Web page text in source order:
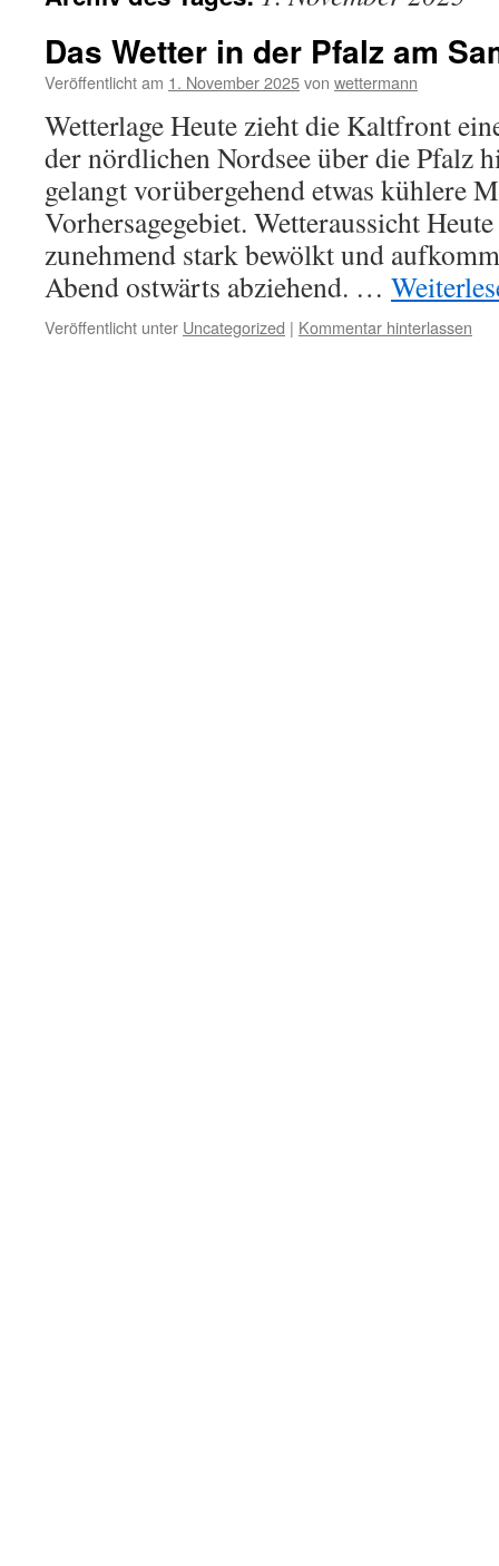
Das Wetter in der Pfalz am
Veröffentlicht am 1. November 2025von wettermann
Wetterlage Heute zieht die Kaltfront
der nördlichen Nordsee über die Pfalz
gelangt vorübergehend etwas kühlere
Vorhersagegebiet. Wetteraussicht
zunehmend stark bewölkt und
Abend ostwärts abziehend. …
Veröffentlicht unter Uncategorized | Kommentar hinterlassen